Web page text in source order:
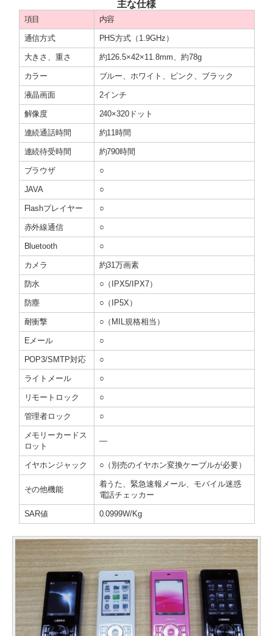
主な仕様
項目 内容
通信方式 PHS方式（1.9GHz）
大きさ、重さ 約126.5×42×11.8mm、約78g
カラー ブルー、ホワイト、ピンク、ブラック
液晶画面 2インチ
解像度 240×320ドット
連続通話時間 約11時間
連続待受時間 約790時間
ブラウザ ○
JAVA ○
Flashプレイヤー ○
赤外線通信 ○
Bluetooth ○
カメラ 約31万画素
防水 ○（IPX5/IPX7）
防塵 ○（IP5X）
耐衝撃 ○（MIL規格相当）
Eメール ○
POP3/SMTP対応 ○
ライトメール ○
リモートロック ○
管理者ロック ○
メモリーカードス
ロット
―
イヤホンジャック ○（別売のイヤホン変換ケーブルが必要）
その他機能
着うた、緊急速報メール、モバイル迷惑
電話チェッカー
SAR値 0.0999W/Kg